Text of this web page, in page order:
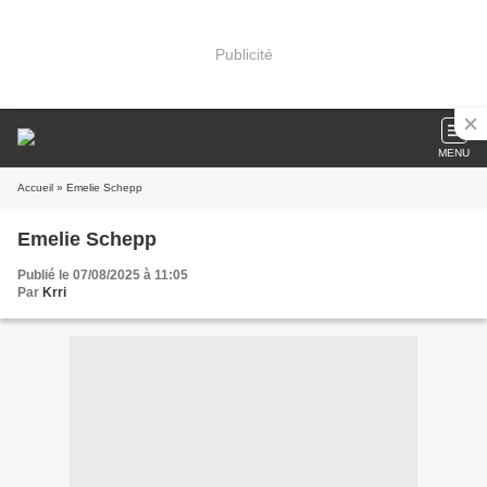
Publicité
MENU
Accueil » Emelie Schepp
Emelie Schepp
Publié le 07/08/2025 à 11:05
Par Krri